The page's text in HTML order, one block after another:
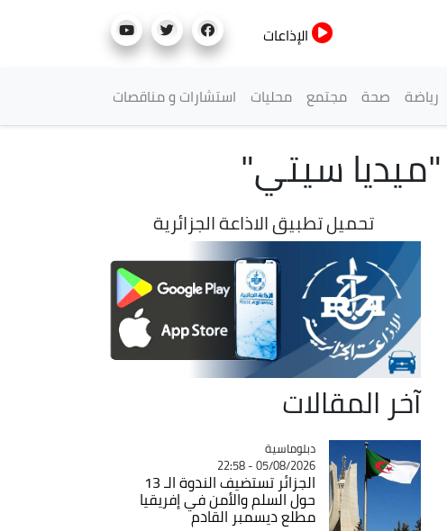
الإذاعات
رياضة صحة مجتمع محليات استشارات و مناقصات
تحميل تطبيق الاذاعة الجزائرية
آخر المقالات
Catégorie
دبلوماسية
05/08/2026 - 22:58
الجزائر تستضيف الندوة الـ 13
حول السلم والأمن في إفريقيا
مطلع ديسمبر القادم